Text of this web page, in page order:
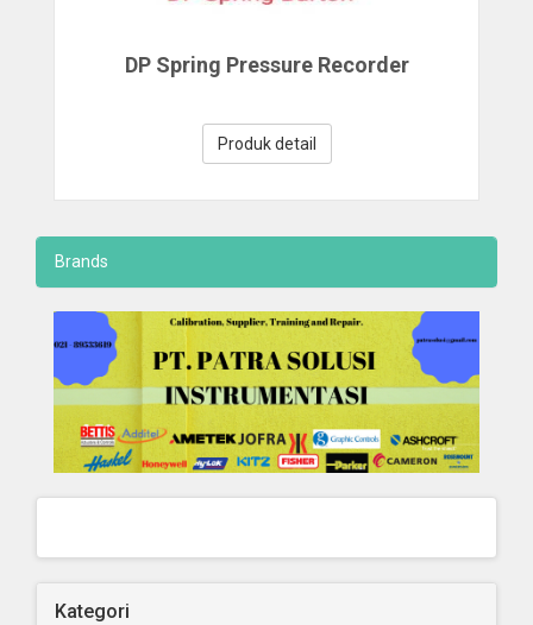
DP Spring Pressure Recorder
Produk detail
Brands
Kategori